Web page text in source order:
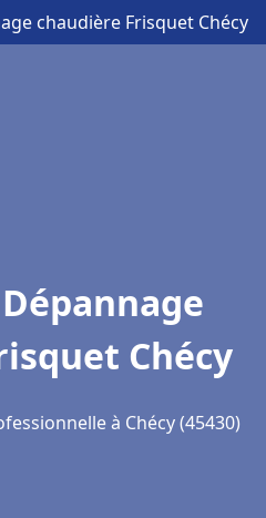
chaudière Frisquet Chécy
Chécy
à Chécy (45430)